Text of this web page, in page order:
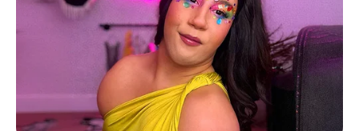
Rezept – einfach & lecker begeistert alle!“
von der klassischen Zubereitung über kreative
Varianten bis hin zu wertvollen Tipps, wie deine
Burritos garantiert gelingen.